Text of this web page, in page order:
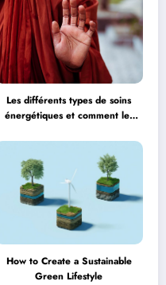
Les différents types de soins
énergétiques et comment les
How to Create a Sustainable
Green Lifestyle